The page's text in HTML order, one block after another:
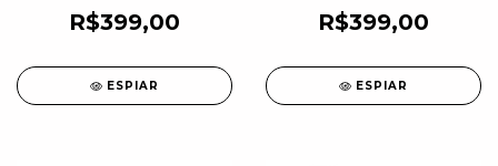
R$399,00
ESPIAR
R$399,00
ESPIAR